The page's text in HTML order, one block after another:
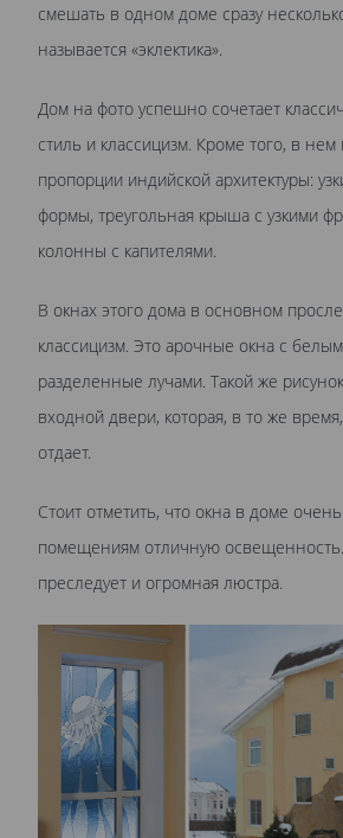
смешать в одном доме сразу
называется «эклектика».
Дом на фото успешно сочетает
стиль и классицизм. Кроме того, в
пропорции индийской архитектуры:
формы, треугольная крыша с узкими
колонны с капителями.
В окнах этого дома в основном
классицизм. Это арочные окна с
разделенные лучами. Такой же
входной двери, которая, в то же
отдает.
Стоит отметить, что окна в доме
помещениям отличную
преследует и огромная люстра.